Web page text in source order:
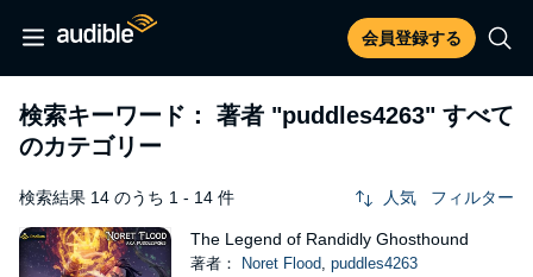
会員登録する
検索キーワード： 著者 "puddles4263" すべて
のカテゴリー
検索結果 14 のうち 1 - 14 件 人気 フィルター
The Legend of Randidly Ghosthound
著者： Noret Flood, puddles4263